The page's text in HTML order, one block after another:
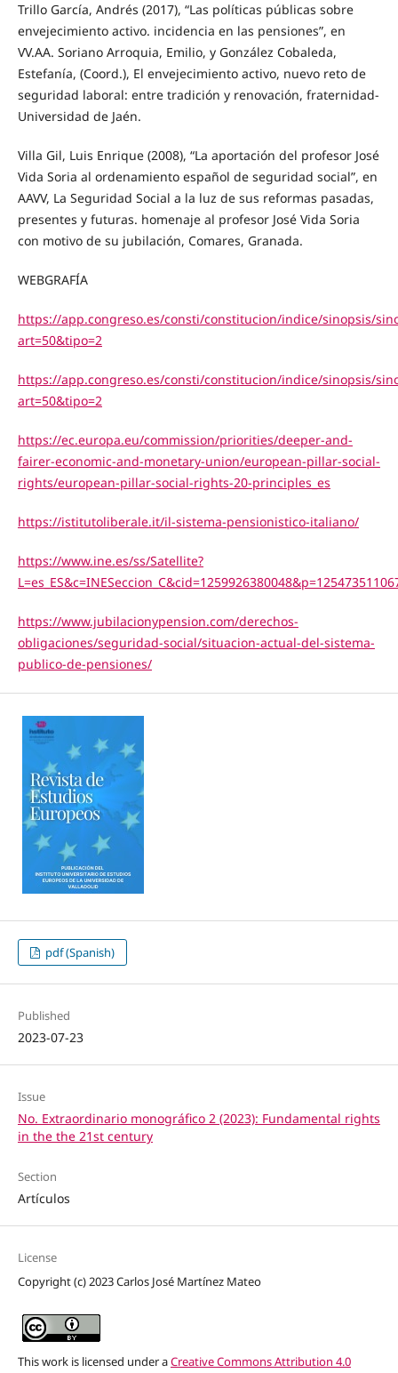
Trillo García, Andrés (2017), “Las políticas públicas sobre
envejecimiento activo. incidencia en las pensiones”, en
VV.AA. Soriano Arroquia, Emilio, y González Cobaleda,
Estefanía, (Coord.), El envejecimiento activo, nuevo reto de
seguridad laboral: entre tradición y renovación, fraternidad-
Universidad de Jaén.
Villa Gil, Luis Enrique (2008), “La aportación del profesor José
Vida Soria al ordenamiento español de seguridad social”, en
AAVV, La Seguridad Social a la luz de sus reformas pasadas,
presentes y futuras. homenaje al profesor José Vida Soria
con motivo de su jubilación, Comares, Granada.
WEBGRAFÍA
https://app.congreso.es/consti/constitucion/indice/sinopsis/
art=50&tipo=2
https://app.congreso.es/consti/constitucion/indice/sinopsis/
art=50&tipo=2
https://ec.europa.eu/commission/priorities/deeper-and-
fairer-economic-and-monetary-union/european-pillar-social-
rights/european-pillar-social-rights-20-principles_es
https://istitutoliberale.it/il-sistema-pensionistico-italiano/
https://www.ine.es/ss/Satellite?
https://www.jubilacionypension.com/derechos-
obligaciones/seguridad-social/situacion-actual-del-sistema-
publico-de-pensiones/
pdf (Spanish)
Published
2023-07-23
Issue
No. Extraordinario monográfico 2 (2023): Fundamental rights
in the the 21st century
Section
Artículos
License
Copyright (c) 2023 Carlos José Martínez Mateo
This work is licensed under aCreative Commons Attribution 4.0